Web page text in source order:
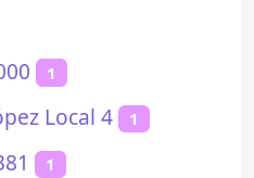
1
Local 4 1
1